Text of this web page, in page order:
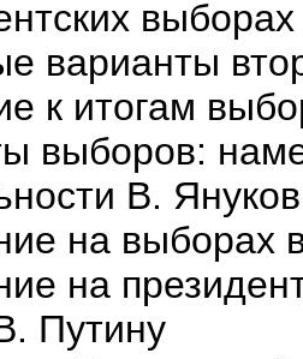
выборах
варианты
к итогам
выборов:
В.
на выборах
на
Путину